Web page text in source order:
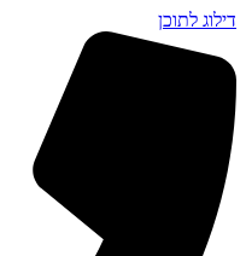
דילוג לתוכן